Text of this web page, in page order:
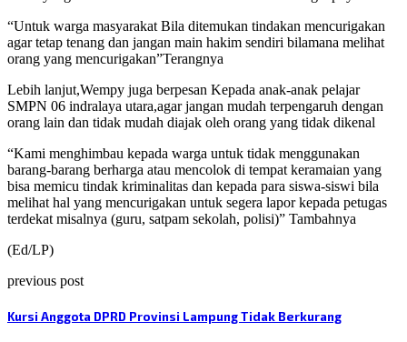
“Untuk warga masyarakat Bila ditemukan tindakan mencurigakan
agar tetap tenang dan jangan main hakim sendiri bilamana melihat
orang yang mencurigakan”Terangnya
Lebih lanjut,Wempy juga berpesan Kepada anak-anak pelajar
SMPN 06 indralaya utara,agar jangan mudah terpengaruh dengan
orang lain dan tidak mudah diajak oleh orang yang tidak dikenal
“Kami menghimbau kepada warga untuk tidak menggunakan
barang-barang berharga atau mencolok di tempat keramaian yang
bisa memicu tindak kriminalitas dan kepada para siswa-siswi bila
melihat hal yang mencurigakan untuk segera lapor kepada petugas
terdekat misalnya (guru, satpam sekolah, polisi)” Tambahnya
(Ed/LP)
previous post
Kursi Anggota DPRD Provinsi Lampung Tidak Berkurang